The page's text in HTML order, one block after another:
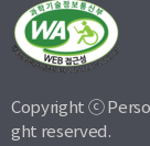
Copyright ⓒ
ght reserved.